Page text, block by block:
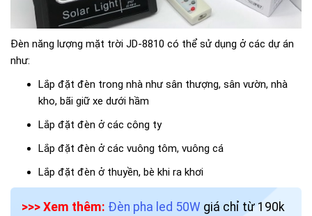
Đèn năng lượng mặt trời JD-8810 có thể sử dụng ở các dự án
như:
Lắp đặt đèn trong nhà như sân thượng, sân vườn, nhà
kho, bãi giữ xe dưới hầm
Lắp đặt đèn ở các công ty
Lắp đặt đèn ở các vuông tôm, vuông cá
Lắp đặt đèn ở thuyền, bè khi ra khơi
>>> Xem thêm: Đèn pha led 50W giá chỉ từ 190k